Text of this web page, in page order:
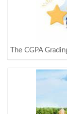
The CGPA